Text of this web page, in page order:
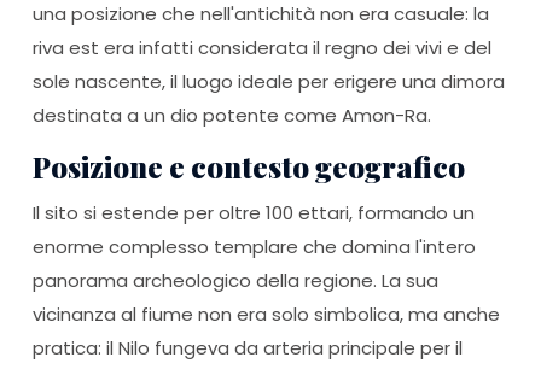
una posizione che nell'antichità non era casuale: la
riva est era infatti considerata il regno dei vivi e del
sole nascente, il luogo ideale per erigere una dimora
destinata a un dio potente come Amon-Ra.
Posizione e contesto geografico
Il sito si estende per oltre 100 ettari, formando un
enorme complesso templare che domina l'intero
panorama archeologico della regione. La sua
vicinanza al fiume non era solo simbolica, ma anche
pratica: il Nilo fungeva da arteria principale per il